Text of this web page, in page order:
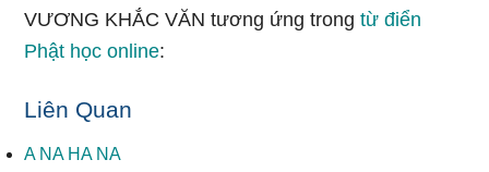
VƯƠNG KHẮC VĂN tương ứng trongtừ điển
Phật học online:
Liên Quan
A NA HA NA